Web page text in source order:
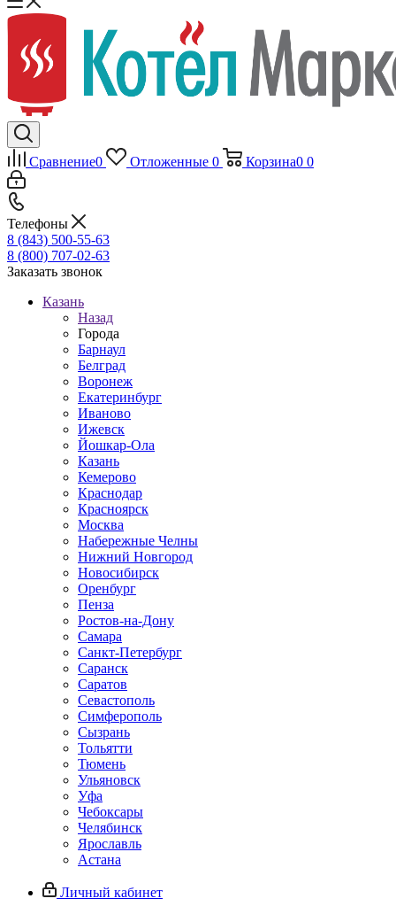
Сравнение0 Отложенные 0 Корзина0 0
Телефоны
8 (843) 500-55-63
8 (800) 707-02-63
Заказать звонок
Казань
Назад
Города
Барнаул
Белград
Воронеж
Екатеринбург
Иваново
Ижевск
Йошкар-Ола
Казань
Кемерово
Краснодар
Красноярск
Москва
Набережные Челны
Нижний Новгород
Новосибирск
Оренбург
Пенза
Ростов-на-Дону
Самара
Санкт-Петербург
Саранск
Саратов
Севастополь
Симферополь
Сызрань
Тольятти
Тюмень
Ульяновск
Уфа
Чебоксары
Челябинск
Ярославль
Астана
Личный кабинет